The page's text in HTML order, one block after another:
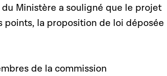
Ministère a souligné que le projet
la proposition de loi déposée
de la commission